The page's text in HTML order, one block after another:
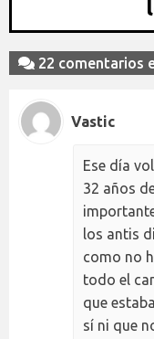
22 comentarios
Vastic
Ese día
32 años
los antis
como no
todo el
que
sí ni que